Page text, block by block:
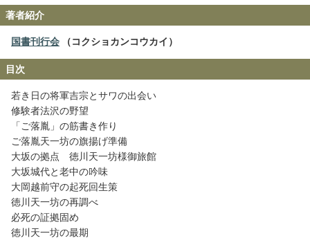
著者紹介
国書刊行会 （コクショカンコウカイ）
目次
若き日の将軍吉宗とサワの出会い
修験者法沢の野望
「ご落胤」の筋書き作り
ご落胤天一坊の旗揚げ準備
大坂の拠点 徳川天一坊様御旅館
大坂城代と老中の吟味
大岡越前守の起死回生策
徳川天一坊の再調べ
必死の証拠固め
徳川天一坊の最期